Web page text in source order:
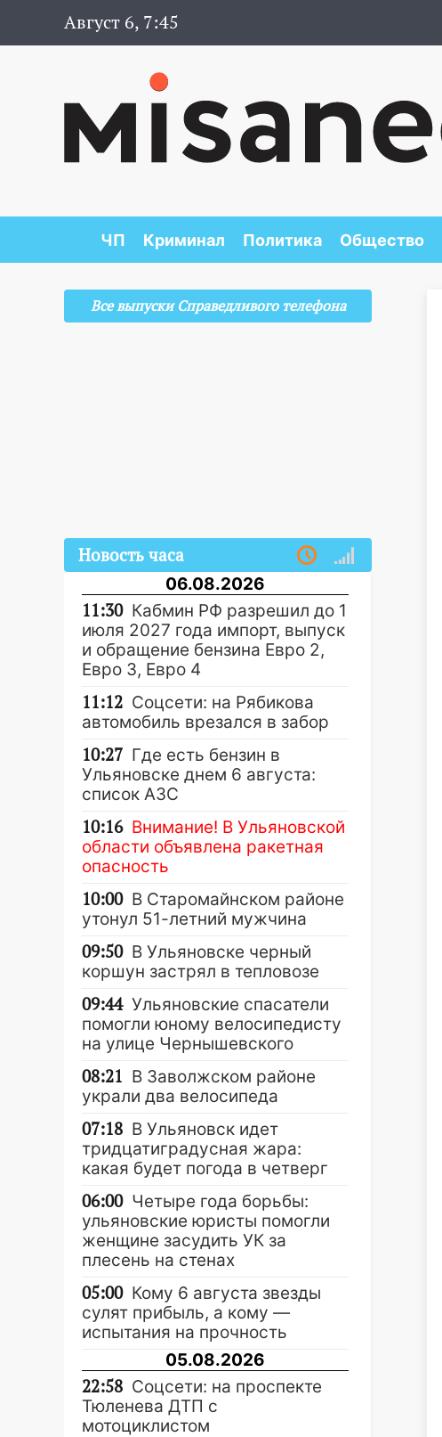
Август 6, 7:45
ЧП Криминал Политика Общество
Все выпуски Справедливого телефона
Новость часа
06.08.2026
11:30 Кабмин РФ разрешил до 1
июля 2027 года импорт, выпуск
и обращение бензина Евро 2,
Евро 3, Евро 4
11:12 Соцсети: на Рябикова
автомобиль врезался в забор
10:27 Где есть бензин в
Ульяновске днем 6 августа:
список АЗС
10:16 Внимание! В Ульяновской
области объявлена ракетная
опасность
10:00 В Старомайнском районе
утонул 51-летний мужчина
09:50 В Ульяновске черный
коршун застрял в тепловозе
09:44 Ульяновские спасатели
помогли юному велосипедисту
на улице Чернышевского
08:21 В Заволжском районе
украли два велосипеда
07:18 В Ульяновск идет
тридцатиградусная жара:
какая будет погода в четверг
06:00 Четыре года борьбы:
ульяновские юристы помогли
женщине засудить УК за
плесень на стенах
05:00 Кому 6 августа звезды
сулят прибыль, а кому —
испытания на прочность
05.08.2026
22:58 Соцсети: на проспекте
Тюленева ДТП с
мотоциклистом